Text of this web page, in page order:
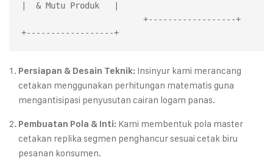
|  & Mutu Produk   |
Persiapan & Desain Teknik: Insinyur kami merancang
cetakan menggunakan perhitungan matematis guna
mengantisipasi penyusutan cairan logam panas.
Pembuatan Pola & Inti: Kami membentuk pola master
cetakan replika segmen penghancur sesuai cetak biru
pesanan konsumen.